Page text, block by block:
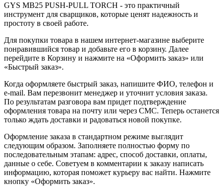
GYS MB25 PUSH-PULL TORCH - это практичный
инструмент для сварщиков, которые ценят надежность и
простоту в своей работе.
Для покупки товара в нашем интернет-магазине выберите
понравившийся товар и добавьте его в корзину. Далее
перейдите в Корзину и нажмите на «Оформить заказ» или
«Быстрый заказ».
Когда оформляете быстрый заказ, напишите ФИО, телефон и
e-mail. Вам перезвонит менеджер и уточнит условия заказа.
По результатам разговора вам придет подтверждение
оформления товара на почту или через СМС. Теперь останется
только ждать доставки и радоваться новой покупке.
Оформление заказа в стандартном режиме выглядит
следующим образом. Заполняете полностью форму по
последовательным этапам: адрес, способ доставки, оплаты,
данные о себе. Советуем в комментарии к заказу написать
информацию, которая поможет курьеру вас найти. Нажмите
кнопку «Оформить заказ».